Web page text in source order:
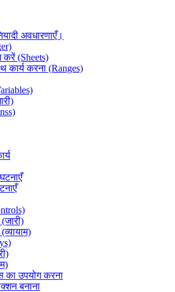
अवधारणाएँ।
(Sheets)
कार्य करना (Ranges)
उपयोग करना
बनाना